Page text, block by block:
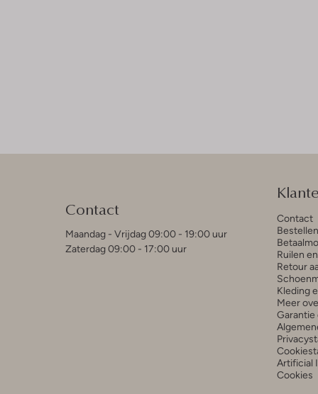
Contact
Maandag - Vrijdag 09:00 - 19:00 uur
Zaterdag 09:00 - 17:00 uur
Contact
Ruilen
Retour
Kleding
Meer
Garantie
Artificial
Cookies